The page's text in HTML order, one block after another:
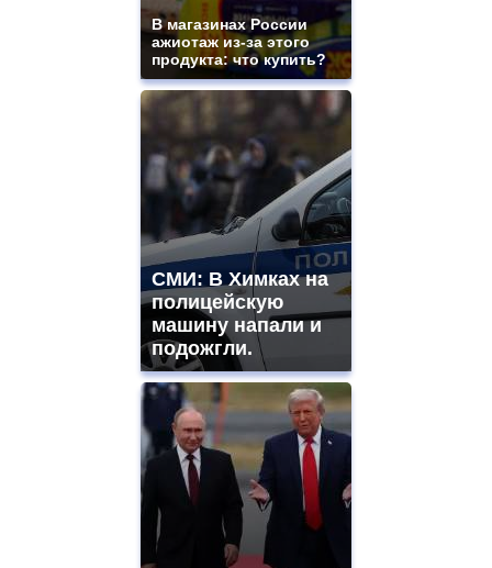
В магазинах России
ажиотаж из-за этого
продукта: что купить?
СМИ: В Химках на
полицейскую
машину напали и
подожгли.